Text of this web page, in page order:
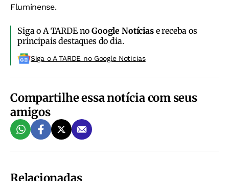
Fluminense.
Siga o A TARDE noGoogle Notíciase receba os
principais destaques do dia.
Siga o A TARDE no Google Noticias
Compartilhe essa notícia com seus
amigos
Relacionadas